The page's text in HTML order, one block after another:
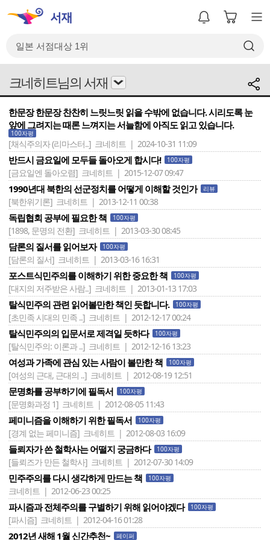
크네히트님의 서재
한문장 한문장 찬찬히 느릿느릿 읽을 수밖에 없습니다. 시리도록 눈
앞에 그려지는 때론 느껴지는 서늘함에 아직도 읽고 있습니다.
100자평
[채식주의자 (리마스터..] 크네히트 | 2024-10-31 11:09
반드시 금요일에 모두들 돌아오게 합시다! 100자평
[금요일엔 돌아오렴] 크네히트 | 2015-12-07 09:47
1990년대 북한의 선군정치를 어떻게 이해할 것인가 리뷰
[북한위기론] 크네히트 | 2013-12-11 00:38
독립협회 공부에 필요한 책 100자평
[1898, 문명의 전환] 크네히트 | 2013-03-30 08:45
담론의 질서를 읽어보자 100자평
[담론의 질서] 크네히트 | 2013-03-16 16:31
포스트식민주의를 이해하기 위한 중요한 책 100자평
[대지의 저주받은 사람..] 크네히트 | 2013-01-13 17:03
탈식민주의 관련 읽어볼만한 책인 듯합니다. 100자평
[초민족 시대의 민족 ..] 크네히트 | 2012-12-17 00:24
탈식민주의의 입문서로 제격일 듯하다 100자평
[탈식민주의: 이론과 ..] 크네히트 | 2012-12-16 13:23
여성과 가족에 관심 있는 사람이 볼만한 책 100자평
[여성의 근대, 근대의 ..] 크네히트 | 2012-08-19 12:51
문명화를 공부하기에 필독서 100자평
[문명화과정 1] 크네히트 | 2012-08-05 11:43
페미니즘을 이해하기 위한 필독서 100자평
[경계 없는 페미니즘] 크네히트 | 2012-08-03 16:09
들뢰자가 쓴 철학사는 어떨지 궁금하다 100자평
[들뢰즈가 만든 철학사] 크네히트 | 2012-07-30 14:09
민주주의를 다시 생각하게 만드는 책 100자평
크네히트 | 2012-06-23 00:25
파시즘과 전체주의를 구별하기 위해 읽어야겠다 100자평
[파시즘] 크네히트 | 2012-04-16 01:28
2012년 새해 1월 신간추천~ 페이퍼